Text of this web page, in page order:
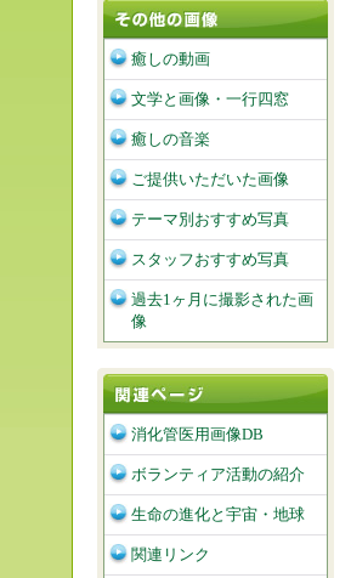
癒しの動画
文学と画像・一行四窓
癒しの音楽
ご提供いただいた画像
テーマ別おすすめ写真
スタッフおすすめ写真
過去1ヶ月に撮影された画
像
消化管医用画像DB
ボランティア活動の紹介
生命の進化と宇宙・地球
関連リンク